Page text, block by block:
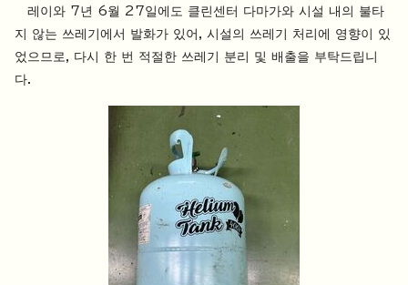
레이와 7년 6월 27일에도 클린센터 다마가와 시설 내의 불타
지 않는 쓰레기에서 발화가 있어, 시설의 쓰레기 처리에 영향이 있
었으므로, 다시 한 번 적절한 쓰레기 분리 및 배출을 부탁드립니
다.